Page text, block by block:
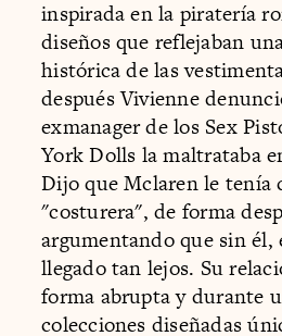
inspirada en la piratería
diseños que reflejaban
histórica de las
después Vivienne
exmanager de los Sex
York Dolls la maltrataba
Dijo que Mclaren le tenía
"costurera", de forma
argumentando que sin él,
llegado tan lejos. Su
forma abrupta y durante
colecciones diseñadas